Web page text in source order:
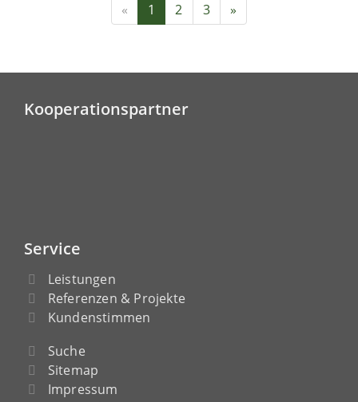
« 1 2 3 »
Kooperationspartner
Service
Leistungen
Referenzen & Projekte
Kundenstimmen
Suche
Sitemap
Impressum